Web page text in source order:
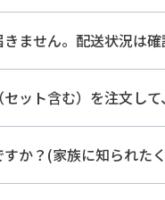
ません。配送状況は確
ット含む）を注文して
か？(家族に知られた